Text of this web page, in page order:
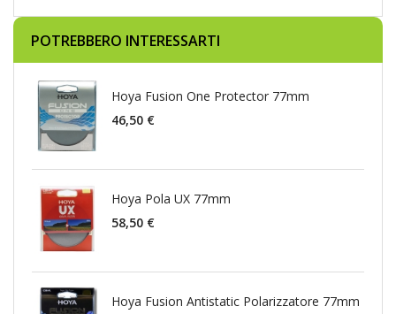
POTREBBERO INTERESSARTI
Hoya Fusion One Protector 77mm
46,50 €
Hoya Pola UX 77mm
58,50 €
Hoya Fusion Antistatic Polarizzatore 77mm